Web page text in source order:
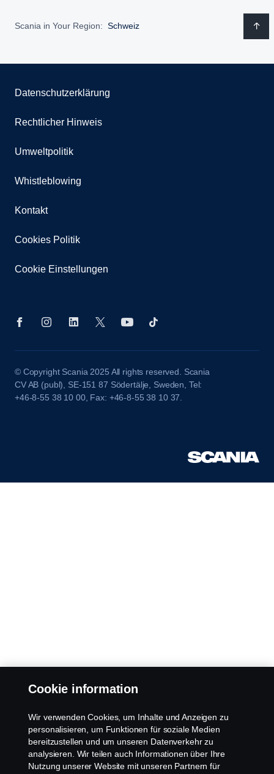
Scania in Your Region: Schweiz
Datenschutzerklärung
Rechtlicher Hinweis
Umweltpolitik
Whistleblowing
Kontakt
Cookies Politik
Cookie Einstellungen
© Copyright Scania 2025 All rights reserved. Scania
CV AB (publ), SE-151 87 Södertälje, Sweden, Tel:
+46-8-55 38 10 00, Fax: +46-8-55 38 10 37.
Cookie information
Wir verwenden Cookies, um Inhalte und Anzeigen zu
personalisieren, um Funktionen für soziale Medien
bereitzustellen und um unseren Datenverkehr zu
analysieren. Wir teilen auch Informationen über Ihre
Nutzung unserer Website mit unseren Partnern für